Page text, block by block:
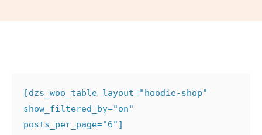
[dzs_woo_table layout="hoodie-shop"
show_filtered_by="on"
posts_per_page="6"]